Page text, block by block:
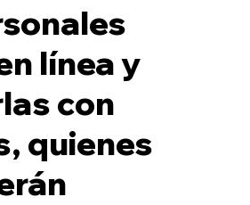
línea y
con
quienes